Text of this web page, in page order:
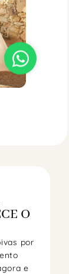
O
por
e